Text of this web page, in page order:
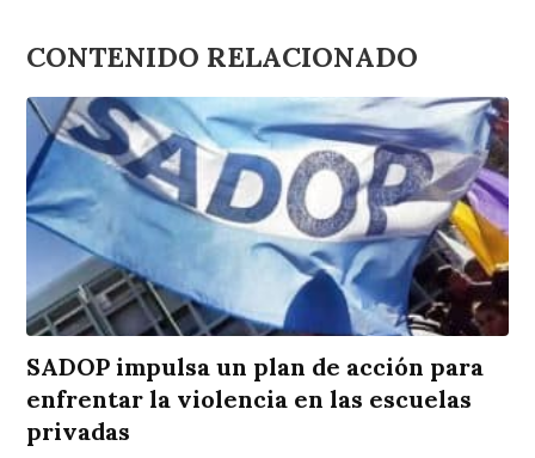
CONTENIDO RELACIONADO
SADOP impulsa un plan de acción para
enfrentar la violencia en las escuelas
privadas